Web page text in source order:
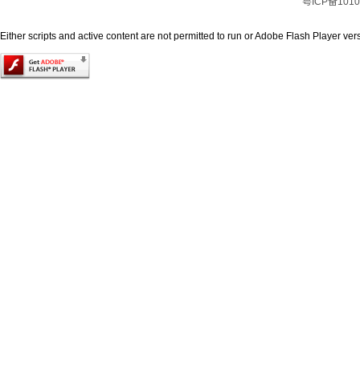
Either scripts and active content are not permitted to run or Adobe Flash Player